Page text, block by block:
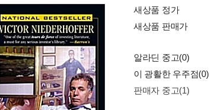
새상품 정가
새상품 판매가
알라딘 중고(0)
이 광활한 우주점(0)
판매자 중고(1)